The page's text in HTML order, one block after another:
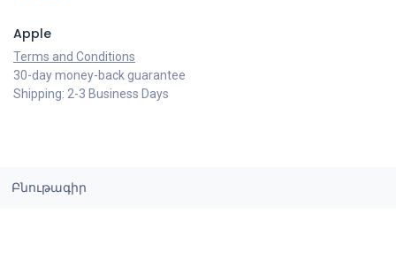
Apple
Terms and Conditions
30-day money-back guarantee
Shipping: 2-3 Business Days
Բնութագիր